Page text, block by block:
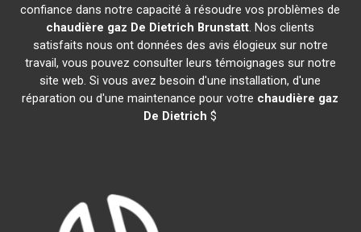
confiance dans notre capacité à résoudre vos problèmes de
chaudière gaz De Dietrich Brunstatt. Nos clients
satisfaits nous ont données des avis élogieux sur notre
travail, vous pouvez consulter leurs témoignages sur notre
site web. Si vous avez besoin d'une installation, d'une
réparation ou d'une maintenance pour votre chaudière gaz
De Dietrich $